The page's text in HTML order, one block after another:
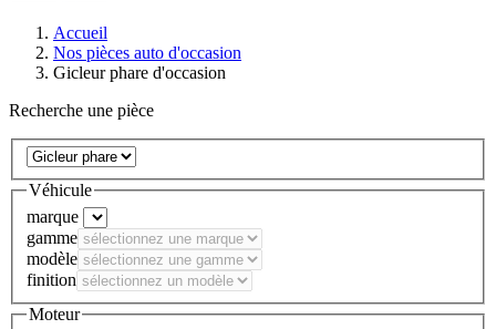
Accueil
Nos pièces auto d'occasion
Gicleur phare d'occasion
Recherche une pièce
Véhicule
marque
gamme
modèle
finition
Moteur